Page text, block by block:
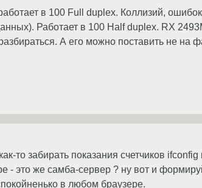
в 100 Full duplex. Коллизий, ошибок
Работает в 100 Half duplex. RX
А его можно поставить не на
то забирать показания счетчиков
это же самба-сервер ? ну вот и
в любом браузере.